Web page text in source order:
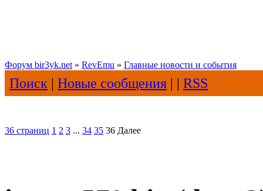
Форум bir3yk.net » RevEmu » Главные новости и события
Поиск | Новые сообщения | | RSS
36 страниц 1 2 3 ... 34 35 36 Далее